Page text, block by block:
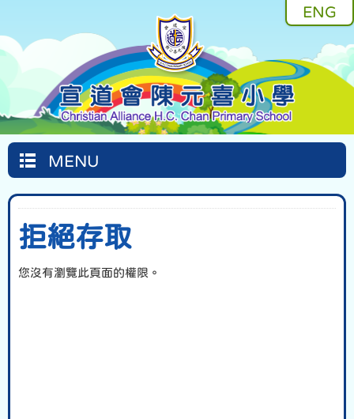
ENG
MENU
拒絕存取
您沒有瀏覽此頁面的權限。